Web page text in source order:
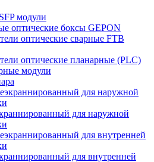
модули
оптические боксы GEPON
оптические сварные FTB
оптические планарные (PLC)
модули
для наружной
для наружной
для внутренней
для внутренней